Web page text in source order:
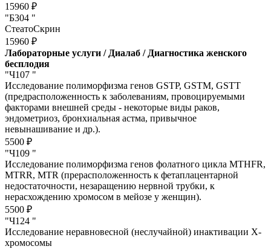
15960 ₽
"Б304 "
СтеатоСкрин
15960 ₽
Лабораторные услуги / Диалаб / Диагностика женского
бесплодия
"Ч107 "
Исследование полиморфизма генов GSTP, GSTM, GSTT
(предрасположенность к заболеваниям, провоцируемыми
факторами внешней среды - некоторые виды раков,
эндометриоз, бронхиальная астма, привычное
невынашивание и др.).
5500 ₽
"Ч109 "
Исследование полиморфизма генов фолатного цикла MTHFR,
MTRR, MTR (прерасположенность к фетаплацентарной
недостаточности, незаращению нервной трубки, к
нерасхождению хромосом в мейозе у женщин).
5500 ₽
"Ч124 "
Исследование неравновесной (неслучайной) инактивации Х-
хромосомы